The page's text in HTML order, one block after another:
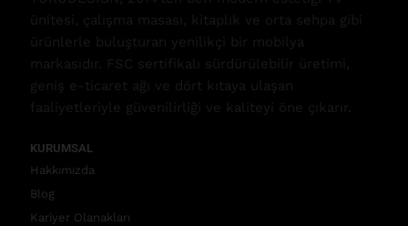
ünitesi, çalışma masası, kitaplık ve orta sehpa gibi
ürünlerle buluşturan yenilikçi bir mobilya
markasıdır. FSC sertifikalı sürdürülebilir üretimi,
geniş e-ticaret ağı ve dört kıtaya ulaşan
faaliyetleriyle güvenilirliği ve kaliteyi öne çıkarır.
KURUMSAL
Hakkımızda
Blog
Kariyer Olanakları